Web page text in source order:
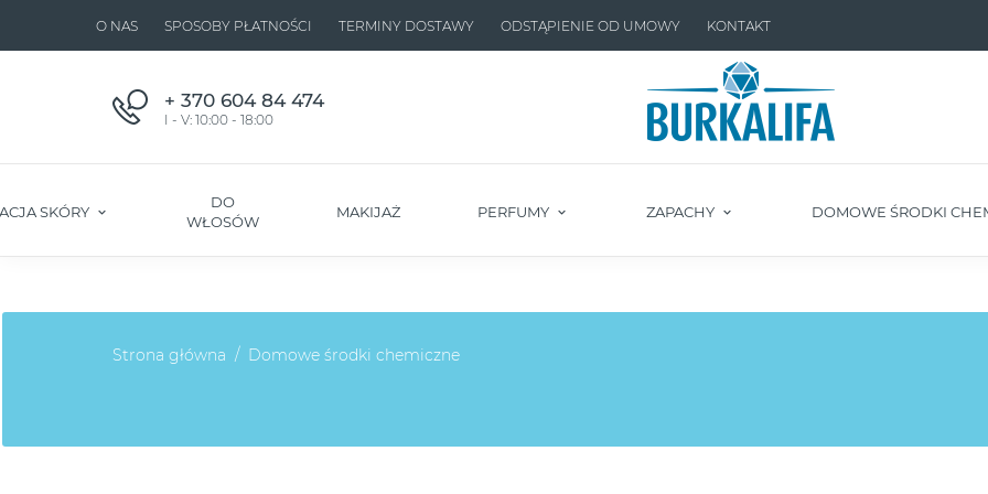
O NAS SPOSOBY PŁATNOŚCI TERMINY DOSTAWY ODSTĄPIENIE OD UMOWY KONTAKT
+ 370 604 84 474
I - V: 10:00 - 18:00
SKÓRY
DO
WŁOSÓW
MAKIJAŻ PERFUMY ZAPACHY DOMOWE ŚRODKI
Strona główna Domowe środki chemiczne